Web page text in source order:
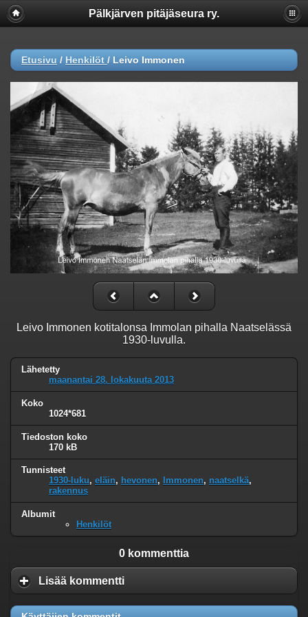
Pälkjärven pitäjäseura ry.
Etusivu / Henkilöt / Leivo Immonen
Leivo Immonen kotitalonsa Immolan pihalla Naatselässä
1930-luvulla.
Lähetetty
maanantai 28. lokakuuta 2013
Koko
1024*681
Tiedoston koko
170 kB
Tunnisteet
1930-luku, eläin, hevonen, Immonen, naatselkä,
rakennus
Albumit
Henkilöt
0 kommenttia
Lisää kommentti